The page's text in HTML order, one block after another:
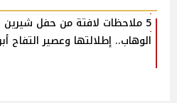
5 ملاحظات لافتة من حفل شيرين
الوهاب.. إطلالتها وعصير التفاح